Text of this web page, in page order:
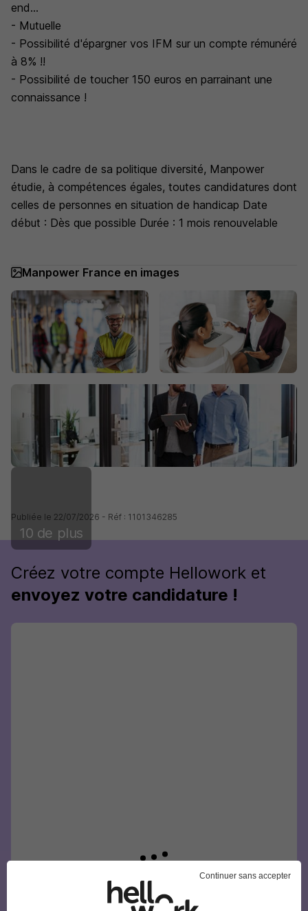
end...
- Mutuelle
- Possibilité d'épargner vos IFM sur un compte rémunéré
à 8% !!
- Possibilité de toucher 150 euros en parrainant une
connaissance !
Dans le cadre de sa politique diversité, Manpower
étudie, à compétences égales, toutes candidatures dont
celles de personnes en situation de handicap Date
début : Dès que possible Durée : 1 mois renouvelable
Manpower France en images
10 de plus
Publiée le 22/07/2026 - Réf : 1101346285
Créez votre compte Hellowork et
envoyez votre candidature !
Continuer sans accepter